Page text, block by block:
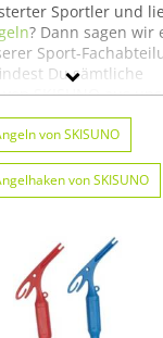
Sportler und
? Dann sagen wir
Sport-
Du sämtliche
SKISUNO aus
auch gezielt
oderAngeln von
schaust etwas breiter
mit sämtlichen
unter allen
weiter viel Spaß und
von SKISUNO
von SKISUNO